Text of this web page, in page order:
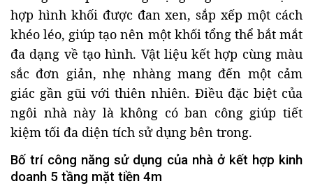
hợp hình khối được đan xen, sắp xếp một cách
khéo léo, giúp tạo nên một khối tổng thể bắt mắt
đa dạng về tạo hình. Vật liệu kết hợp cùng màu
sắc đơn giản, nhẹ nhàng mang đến một cảm
giác gần gũi với thiên nhiên. Điều đặc biệt của
ngôi nhà này là không có ban công giúp tiết
kiệm tối đa diện tích sử dụng bên trong.
Bố trí công năng sử dụng của nhà ở kết hợp kinh
doanh 5 tầng mặt tiền 4m